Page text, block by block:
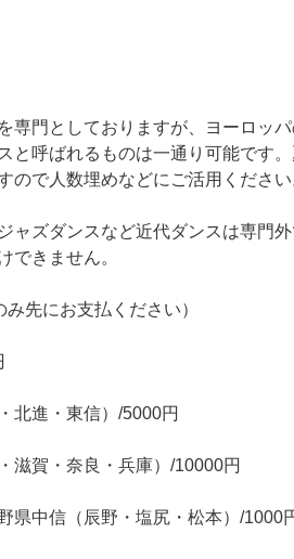
専門としておりますが、ヨーロッ
と呼ばれるものは一通り可能です
ので人数埋めなどにご活用ください
ャズダンスなど近代ダンスは専門
できません。
先にお支払ください）
北進・東信）/5000円
滋賀・奈良・兵庫）/10000円
県中信（辰野・塩尻・松本）/1000